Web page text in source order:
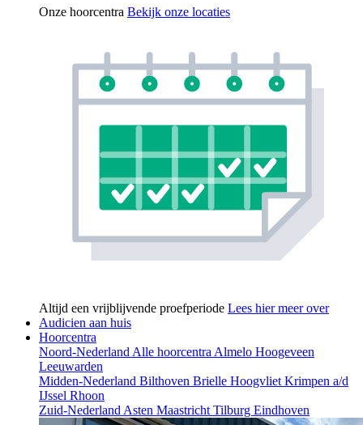
Onze hoorcentra Bekijk onze locaties
Altijd een vrijblijvende proefperiode Lees hier meer over
Audicien aan huis
Hoorcentra
Noord-Nederland Alle hoorcentra Almelo Hoogeveen
Leeuwarden
Midden-Nederland Bilthoven Brielle Hoogvliet Krimpen a/d
IJssel Rhoon
Zuid-Nederland Asten Maastricht Tilburg Eindhoven